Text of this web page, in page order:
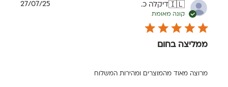
🇮🇱דיקלה כ.
קונה מאומת
ממליצה בחום
מרוצה מאוד מהמוצרים ומהירות המשלוח
תאריך27/07/25